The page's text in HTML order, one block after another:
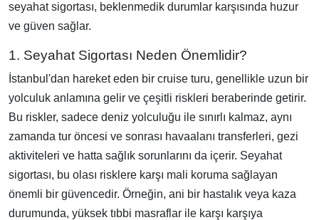
seyahat sigortası, beklenmedik durumlar karşısında huzur
ve güven sağlar.
1. Seyahat Sigortası Neden Önemlidir?
İstanbul'dan hareket eden bir cruise turu, genellikle uzun bir
yolculuk anlamına gelir ve çeşitli riskleri beraberinde getirir.
Bu riskler, sadece deniz yolculuğu ile sınırlı kalmaz, aynı
zamanda tur öncesi ve sonrası havaalanı transferleri, gezi
aktiviteleri ve hatta sağlık sorunlarını da içerir. Seyahat
sigortası, bu olası risklere karşı mali koruma sağlayan
önemli bir güvencedir. Örneğin, ani bir hastalık veya kaza
durumunda, yüksek tıbbi masraflar ile karşı karşıya